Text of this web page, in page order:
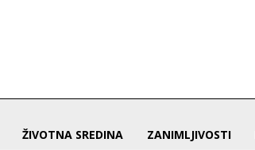
ŽIVOTNA SREDINA ZANIMLJIVOSTI